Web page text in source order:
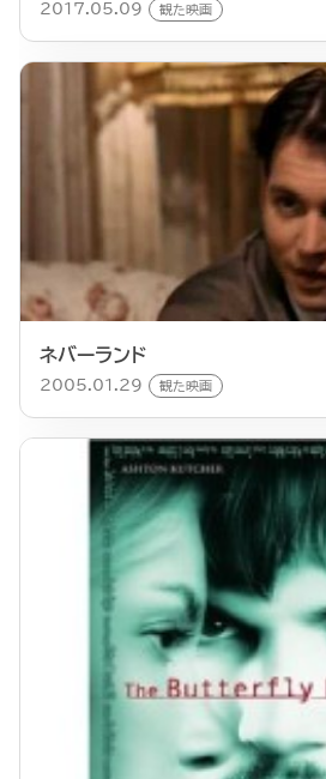
2017.05.09 観た映画
ネバーランド
2005.01.29 観た映画